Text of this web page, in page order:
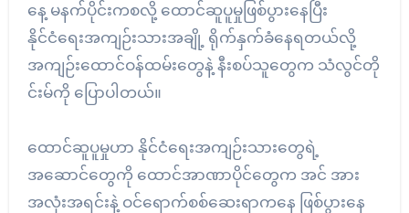
နေ့ မနက်ပိုင်းကစလို့ ထောင်ဆူပူမှုဖြစ်ပွားနေပြီး
နိုင်ငံရေးအကျဉ်းသားအချို့ ရိုက်နှက်ခံနေရတယ်လို့
အကျဉ်းထောင်ဝန်ထမ်းတွေနဲ့ နီးစပ်သူတွေက သံလွင်တို
င်းမ်ကို ပြောပါတယ်။
ထောင်ဆူပူမှုဟာ နိုင်ငံရေးအကျဉ်းသားတွေရဲ့
အဆောင်တွေကို ထောင်အာဏာပိုင်တွေက အင် အား
အလုံးအရင်းနဲ့ ဝင်ရောက်စစ်ဆေးရာကနေ ဖြစ်ပွားနေ